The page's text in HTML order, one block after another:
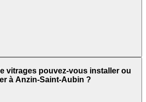
vitrages pouvez-vous installer ou
à Anzin-Saint-Aubin ?